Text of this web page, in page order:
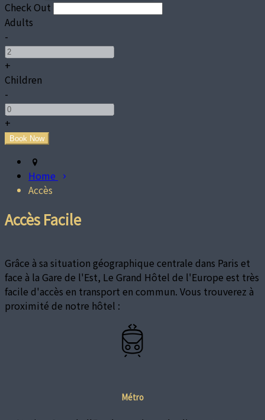
Check Out
Adults
-
+
Children
-
+
Home
Accès
Accès Facile
Grâce à sa situation géographique centrale dans Paris et
face à la Gare de l'Est, Le Grand Hôtel de l'Europe est très
facile d'accès en transport en commun. Vous trouverez à
proximité de notre hôtel :
Métro